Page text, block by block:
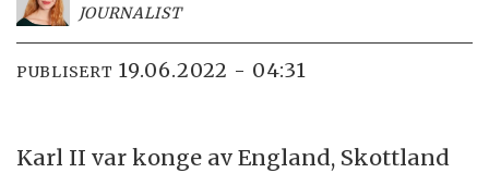
JOURNALIST
PUBLISERT 19.06.2022 - 04:31
Karl II var konge av England, Skottland